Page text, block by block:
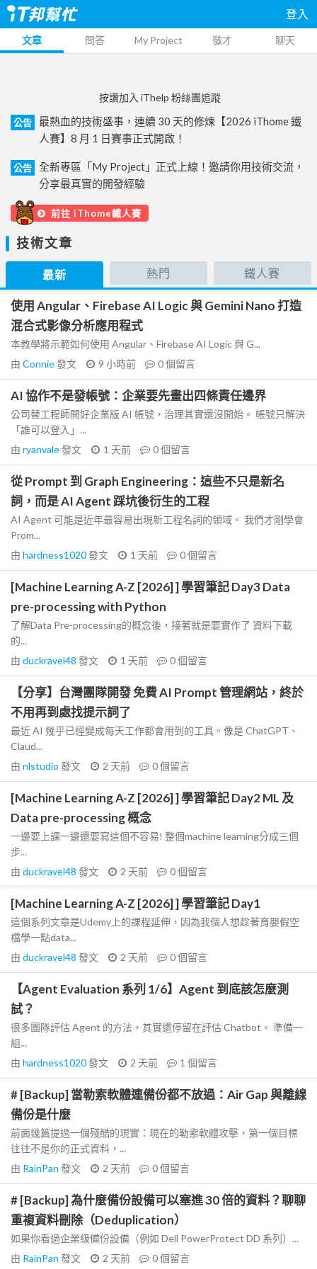
登入
文章 問答 My Project 徵才 聊天
按讚加入 iThelp 粉絲團追蹤
公告
最熱血的技術盛事，連續 30 天的修煉【2026 iThome 鐵
人賽】8 月 1 日賽事正式開啟！
公告
全新專區「My Project」正式上線！邀請你用技術交流，
分享最真實的開發經驗
前往 iThome鐵人賽
技術文章
最新 熱門 鐵人賽
使用 Angular、Firebase AI Logic 與 Gemini Nano 打造
混合式影像分析應用程式
本教學將示範如何使用 Angular、Firebase AI Logic 與 G...
由 Connie發文 9 小時前 0個留言
AI 協作不是發帳號：企業要先畫出四條責任邊界
公司替工程師開好企業版 AI 帳號，治理其實還沒開始。 帳號只解決
「誰可以登入」...
由 ryanvale發文 1 天前 0個留言
從 Prompt 到 Graph Engineering：這些不只是新名
詞，而是 AI Agent 踩坑後衍生的工程
AI Agent 可能是近年最容易出現新工程名詞的領域。 我們才剛學會
Prom...
由 hardness1020發文 1 天前 0個留言
[Machine Learning A-Z [2026] ] 學習筆記 Day3 Data
pre-processing with Python
了解Data Pre-processing的概念後，接著就是要實作了 資料下載
的...
由 duckravel48 發文 1 天前 0個留言
【分享】台灣團隊開發 免費 AI Prompt 管理網站，終於
不用再到處找提示詞了
最近 AI 幾乎已經變成每天工作都會用到的工具。像是 ChatGPT、
Claud...
由 nlstudio 發文 2 天前 0個留言
[Machine Learning A-Z [2026] ] 學習筆記 Day2 ML 及
Data pre-processing 概念
一邊要上課一邊還要寫這個不容易! 整個machine learning分成三個
步...
由 duckravel48 發文 2 天前 0個留言
[Machine Learning A-Z [2026] ] 學習筆記 Day1
這個系列文章是Udemy上的課程延伸，因為我個人想趁著育嬰假空
檔學一點data...
由 duckravel48 發文 2 天前 0個留言
【Agent Evaluation 系列 1/6】Agent 到底該怎麼測
試？
很多團隊評估 Agent 的方法，其實還停留在評估 Chatbot。 準備一
組...
由 hardness1020發文 2 天前 1 個留言
# [Backup] 當勒索軟體連備份都不放過：Air Gap 與離線
備份是什麼
前面幾篇提過一個殘酷的現實：現在的勒索軟體攻擊，第一個目標
往往不是你的正式資料，...
由 RainPan 發文 2 天前 0個留言
# [Backup] 為什麼備份設備可以塞進 30 倍的資料？聊聊
重複資料刪除（Deduplication）
如果你看過企業級備份設備（例如 Dell PowerProtect DD 系列）...
由 RainPan 發文 2 天前 0個留言